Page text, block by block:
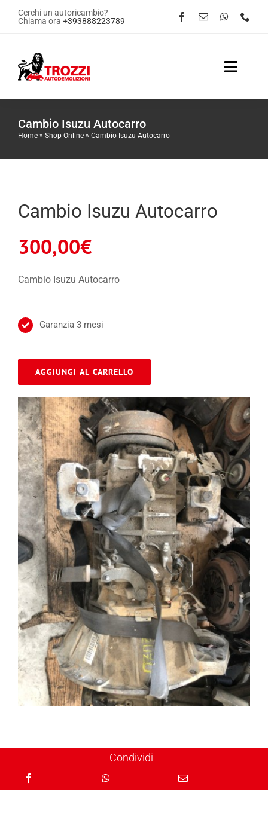
SaltaCerchi un autoricambio?
Chiama ora +393888223789
Toggle
Contattaci
News
Cambio Isuzu Autocarro
Home » Shop Online » Cambio Isuzu Autocarro
Cambio Isuzu Autocarro
300,00€
Cambio Isuzu Autocarro
Garanzia 3 mesi
AGGIUNGI AL CARRELLO
Condividi